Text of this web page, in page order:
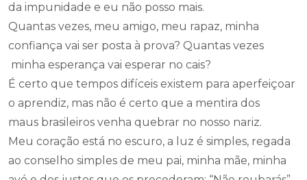
da impunidade e eu não posso mais.
Quantas vezes, meu amigo, meu rapaz, minha
confiança vai ser posta à prova? Quantas vezes
minha esperança vai esperar no cais?
É certo que tempos difíceis existem para aperfeiçoar
o aprendiz, mas não é certo que a mentira dos
maus brasileiros venha quebrar no nosso nariz.
Meu coração está no escuro, a luz é simples, regada
ao conselho simples de meu pai, minha mãe, minha